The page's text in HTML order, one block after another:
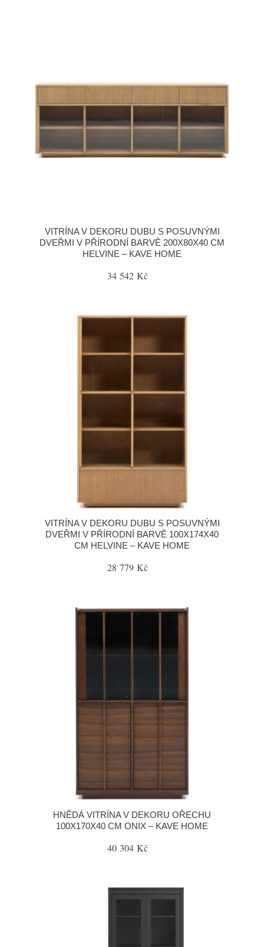
VITRÍNA V DEKORU DUBU S POSUVNÝMI
DVEŘMI V PŘÍRODNÍ BARVĚ 200X80X40 CM
HELVINE – KAVE HOME
34 542 Kč
VITRÍNA V DEKORU DUBU S POSUVNÝMI
DVEŘMI V PŘÍRODNÍ BARVĚ 100X174X40
CM HELVINE – KAVE HOME
28 779 Kč
HNĚDÁ VITRÍNA V DEKORU OŘECHU
100X170X40 CM ONIX – KAVE HOME
40 304 Kč